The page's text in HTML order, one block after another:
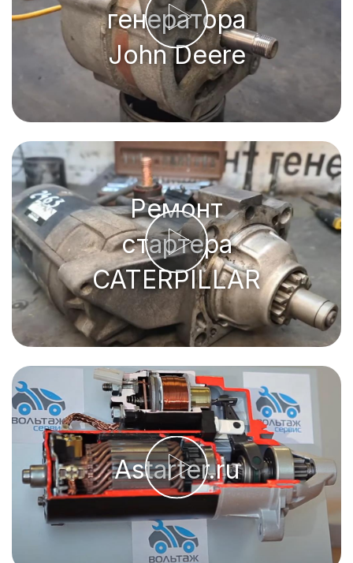
генератора
John Deere
Ремонт
стартера
CATERPILLAR
Astarter.ru